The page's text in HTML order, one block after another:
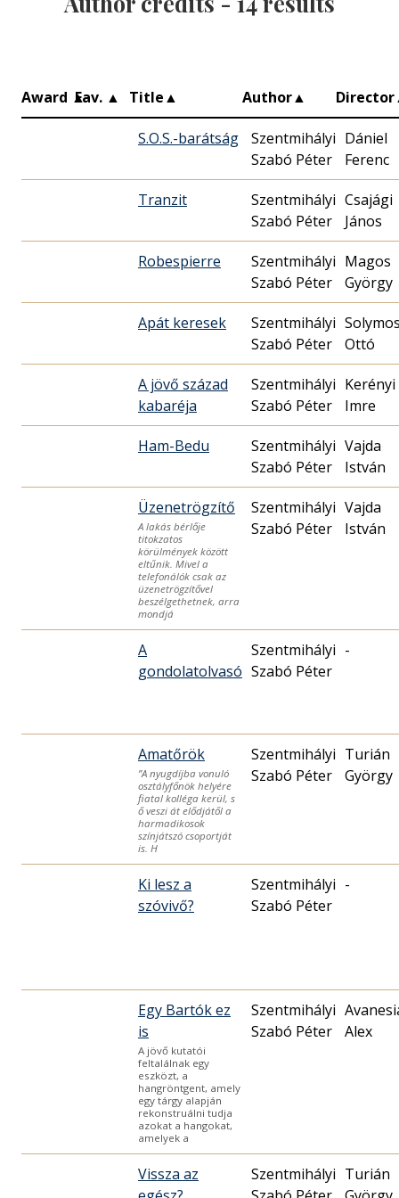
Award ▲
Fav. ▲ Title▲ Author▲ Director
S.O.S.-barátság
Szentmihályi
Szabó Péter
Dániel
Ferenc
Tranzit
Szentmihályi
Szabó Péter
Csajági
János
Robespierre
Szentmihályi
Szabó Péter
Magos
György
Apát keresek
Szentmihályi
Szabó Péter
Ottó
A jövő század
kabaréja
Szentmihályi
Szabó Péter
Kerényi
Imre
Ham-Bedu
Szentmihályi
Szabó Péter
Vajda
István
Üzenetrögzítő
A lakás bérlője
titokzatos
körülmények között
eltűnik. Mivel a
telefonálók csak az
üzenetrögzítővel
beszélgethetnek, arra
mondjá
Szentmihályi
Szabó Péter
Vajda
István
A
gondolatolvasó
Szentmihályi
Szabó Péter
-
Amatőrök
”A nyugdíjba vonuló
osztályfőnök helyére
fiatal kolléga kerül, s
ő veszi át elődjátől a
harmadikosok
színjátszó csoportját
is. H
Szentmihályi
Szabó Péter
Turián
György
Ki lesz a
szóvivő?
Szentmihályi
Szabó Péter
-
Egy Bartók ez
is
A jövő kutatói
feltalálnak egy
eszközt, a
hangröntgent, amely
egy tárgy alapján
rekonstruálni tudja
azokat a hangokat,
amelyek a
Szentmihályi
Szabó Péter
Alex
Vissza az
Szentmihályi Turián